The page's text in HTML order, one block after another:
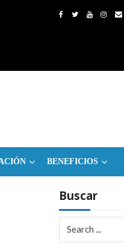
BENEFICIOS
Buscar
for: